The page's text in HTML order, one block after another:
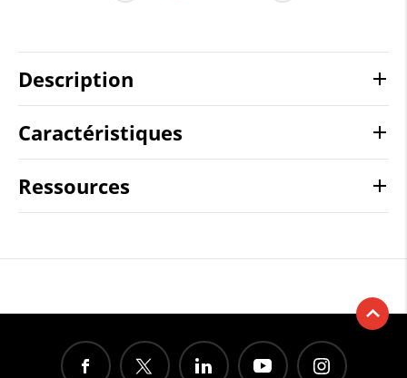
Description
Caractéristiques
Ressources